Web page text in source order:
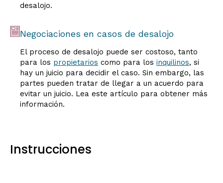
desalojo.
Negociaciones en casos de desalojo
El proceso de desalojo puede ser costoso, tanto
para los propietarios como para los inquilinos, si
hay un juicio para decidir el caso. Sin embargo, las
partes pueden tratar de llegar a un acuerdo para
evitar un juicio. Lea este artículo para obtener más
información.
Instrucciones